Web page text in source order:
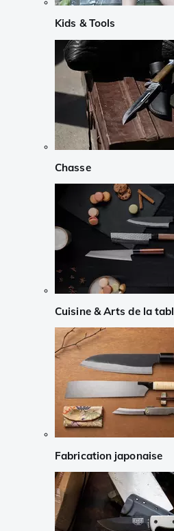
Kids & Tools
Chasse
Cuisine & Arts de la
Fabrication japonaise